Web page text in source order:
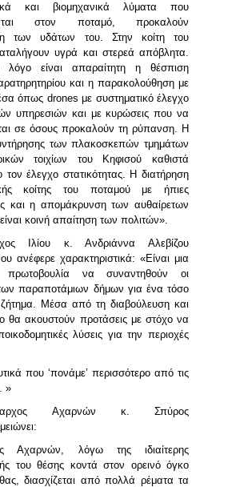
και βιομηχανικά λύματα που
στον ποταμό, προκαλούν
των υδάτων του. Στην κοίτη του
υγρά και στερεά απόβλητα.
λόγο είναι απαραίτητη η θέσπιση
και η παρακολούθηση με
όπως drones με συστηματικό έλεγχο
υπηρεσιών και με κυρώσεις που να
σε όσους προκαλούν τη ρύπανση. Η
των πλακοσκεπών τμημάτων
τοιχίων του Κηφισού καθιστά
τον έλεγχο στατικότητας. Η διατήρηση
κοίτης του ποταμού με ήπιες
και η απομάκρυνση των αυθαίρετων
κοινή απαίτηση των πολιτών».
Ιλίου κ. Ανδριάννα Αλεβίζου
ανέφερε χαρακτηριστικά: «Είναι μια
πρωτοβουλία να συναντηθούν οι
παραποτάμιων δήμων για ένα τόσο
ζήτημα. Μέσα από τη διαβούλευση και
θα ακουστούν προτάσεις με στόχο να
λύσεις για την περιοχές
που ‘πονάμε’ περισσότερο από τις
»
Αχαρνών κ. Σπύρος
Αχαρνών, λόγω της ιδιαίτερης
του θέσης κοντά στον ορεινό όγκο
διασχίζεται από πολλά ρέματα τα